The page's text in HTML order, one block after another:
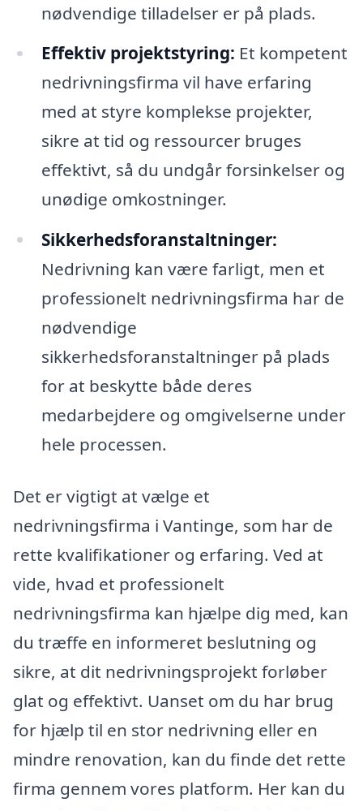
nødvendige tilladelser er på plads.
Effektiv projektstyring: Et kompetent
nedrivningsfirma vil have erfaring
med at styre komplekse projekter,
sikre at tid og ressourcer bruges
effektivt, så du undgår forsinkelser og
unødige omkostninger.
Sikkerhedsforanstaltninger:
Nedrivning kan være farligt, men et
professionelt nedrivningsfirma har de
nødvendige
sikkerhedsforanstaltninger på plads
for at beskytte både deres
medarbejdere og omgivelserne under
hele processen.
Det er vigtigt at vælge et
nedrivningsfirma i Vantinge, som har de
rette kvalifikationer og erfaring. Ved at
vide, hvad et professionelt
nedrivningsfirma kan hjælpe dig med, kan
du træffe en informeret beslutning og
sikre, at dit nedrivningsprojekt forløber
glat og effektivt. Uanset om du har brug
for hjælp til en stor nedrivning eller en
mindre renovation, kan du finde det rette
firma gennem vores platform. Her kan du